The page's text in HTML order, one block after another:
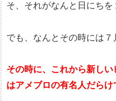
そ、それがなんと日にちを
でも、なんとその時には
その時に、これから新し
はアメブロの有名人だらけ